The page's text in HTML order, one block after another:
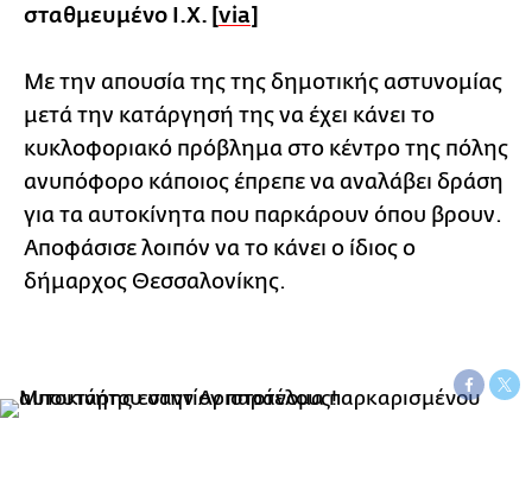
σταθμευμένο Ι.Χ. [via]
Με την απουσία της της δημοτικής αστυνομίας
μετά την κατάργησή της να έχει κάνει το
κυκλοφοριακό πρόβλημα στο κέντρο της πόλης
ανυπόφορο κάποιος έπρεπε να αναλάβει δράση
για τα αυτοκίνητα που παρκάρουν όπου βρουν.
Αποφάσισε λοιπόν να το κάνει ο ίδιος ο
δήμαρχος Θεσσαλονίκης.